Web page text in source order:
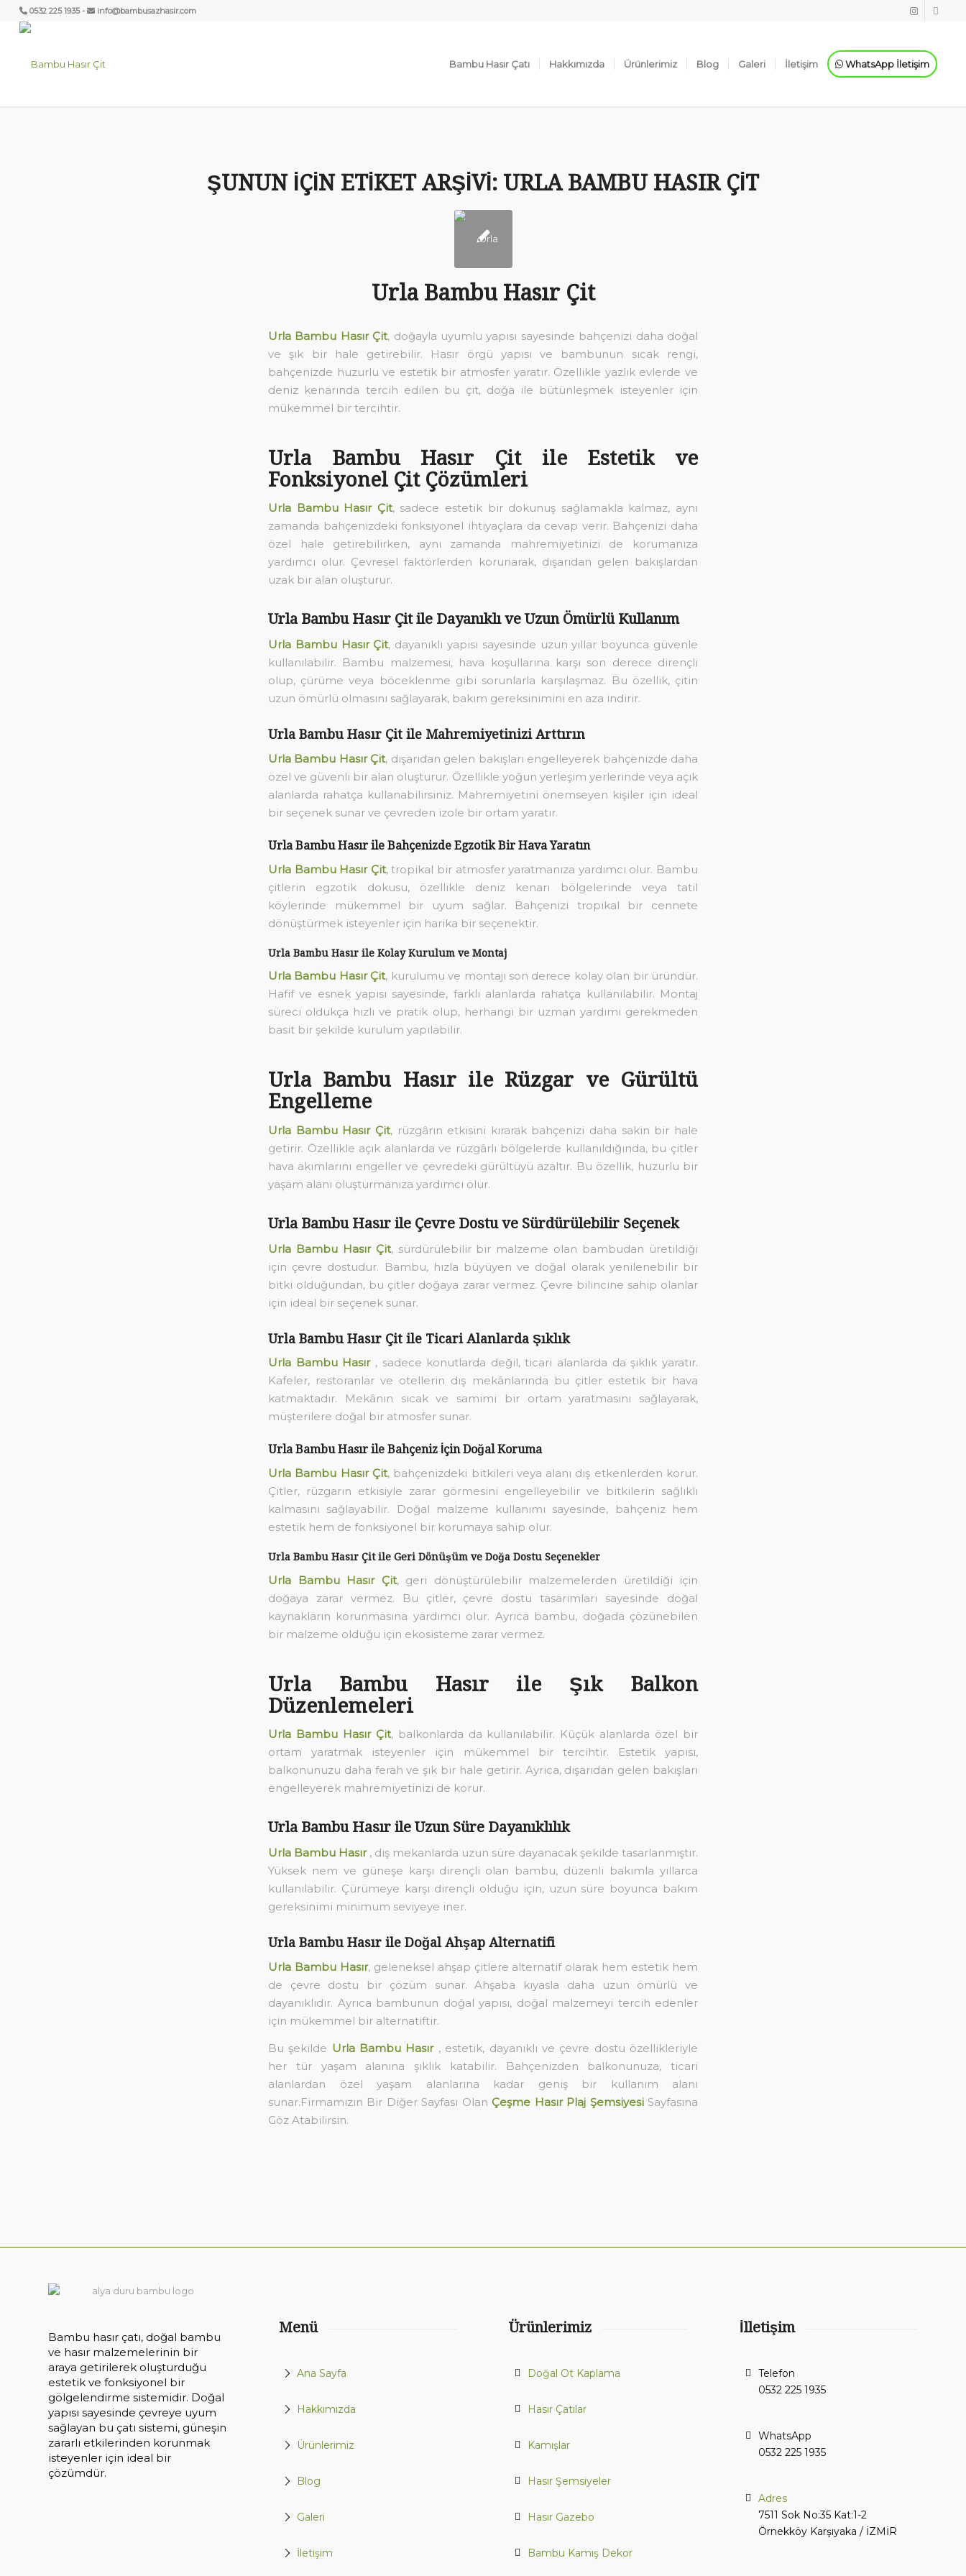
0532 225 1935 - info@bambusazhasir.com
Bambu Hasır Çatı Hakkımızda Ürünlerimiz Blog Galeri İletişim WhatsApp İletişim
ŞUNUN IÇIN ETIKET ARŞIVI: URLA BAMBU HASIR ÇIT
Urla Bambu Hasır Çit
Urla Bambu Hasır Çit, doğayla uyumlu yapısı sayesinde bahçenizi daha doğal
ve şık bir hale getirebilir. Hasır örgü yapısı ve bambunun sıcak rengi,
bahçenizde huzurlu ve estetik bir atmosfer yaratır. Özellikle yazlık evlerde ve
deniz kenarında tercih edilen bu çit, doğa ile bütünleşmek isteyenler için
mükemmel bir tercihtir.
Urla Bambu Hasır Çit ile Estetik ve
Fonksiyonel Çit Çözümleri
Urla Bambu Hasır Çit, sadece estetik bir dokunuş sağlamakla kalmaz, aynı
zamanda bahçenizdeki fonksiyonel ihtiyaçlara da cevap verir. Bahçenizi daha
özel hale getirebilirken, aynı zamanda mahremiyetinizi de korumanıza
yardımcı olur. Çevresel faktörlerden korunarak, dışarıdan gelen bakışlardan
uzak bir alan oluşturur.
Urla Bambu Hasır Çit ile Dayanıklı ve Uzun Ömürlü Kullanım
Urla Bambu Hasır Çit, dayanıklı yapısı sayesinde uzun yıllar boyunca güvenle
kullanılabilir. Bambu malzemesi, hava koşullarına karşı son derece dirençli
olup, çürüme veya böceklenme gibi sorunlarla karşılaşmaz. Bu özellik, çitin
uzun ömürlü olmasını sağlayarak, bakım gereksinimini en aza indirir.
Urla Bambu Hasır Çit ile Mahremiyetinizi Arttırın
Urla Bambu Hasır Çit, dışarıdan gelen bakışları engelleyerek bahçenizde daha
özel ve güvenli bir alan oluşturur. Özellikle yoğun yerleşim yerlerinde veya açık
alanlarda rahatça kullanabilirsiniz. Mahremiyetini önemseyen kişiler için ideal
bir seçenek sunar ve çevreden izole bir ortam yaratır.
Urla Bambu Hasır ile Bahçenizde Egzotik Bir Hava Yaratın
Urla Bambu Hasır Çit, tropikal bir atmosfer yaratmanıza yardımcı olur. Bambu
çitlerin egzotik dokusu, özellikle deniz kenarı bölgelerinde veya tatil
köylerinde mükemmel bir uyum sağlar. Bahçenizi tropikal bir cennete
dönüştürmek isteyenler için harika bir seçenektir.
Urla Bambu Hasır ile Kolay Kurulum ve Montaj
Urla Bambu Hasır Çit, kurulumu ve montajı son derece kolay olan bir üründür.
Hafif ve esnek yapısı sayesinde, farklı alanlarda rahatça kullanılabilir. Montaj
süreci oldukça hızlı ve pratik olup, herhangi bir uzman yardımı gerekmeden
basit bir şekilde kurulum yapılabilir.
Urla Bambu Hasır ile Rüzgar ve Gürültü
Engelleme
Urla Bambu Hasır Çit, rüzgârın etkisini kırarak bahçenizi daha sakin bir hale
getirir. Özellikle açık alanlarda ve rüzgârlı bölgelerde kullanıldığında, bu çitler
hava akımlarını engeller ve çevredeki gürültüyü azaltır. Bu özellik, huzurlu bir
yaşam alanı oluşturmanıza yardımcı olur.
Urla Bambu Hasır ile Çevre Dostu ve Sürdürülebilir Seçenek
Urla Bambu Hasır Çit, sürdürülebilir bir malzeme olan bambudan üretildiği
için çevre dostudur. Bambu, hızla büyüyen ve doğal olarak yenilenebilir bir
bitki olduğundan, bu çitler doğaya zarar vermez. Çevre bilincine sahip olanlar
için ideal bir seçenek sunar.
Urla Bambu Hasır Çit ile Ticari Alanlarda Şıklık
Urla Bambu Hasır , sadece konutlarda değil, ticari alanlarda da şıklık yaratır.
Kafeler, restoranlar ve otellerin dış mekânlarında bu çitler estetik bir hava
katmaktadır. Mekânın sıcak ve samimi bir ortam yaratmasını sağlayarak,
müşterilere doğal bir atmosfer sunar.
Urla Bambu Hasır ile Bahçeniz İçin Doğal Koruma
Urla Bambu Hasır Çit, bahçenizdeki bitkileri veya alanı dış etkenlerden korur.
Çitler, rüzgarın etkisiyle zarar görmesini engelleyebilir ve bitkilerin sağlıklı
kalmasını sağlayabilir. Doğal malzeme kullanımı sayesinde, bahçeniz hem
estetik hem de fonksiyonel bir korumaya sahip olur.
Urla Bambu Hasır Çit ile Geri Dönüşüm ve Doğa Dostu Seçenekler
Urla Bambu Hasır Çit, geri dönüştürülebilir malzemelerden üretildiği için
doğaya zarar vermez. Bu çitler, çevre dostu tasarımları sayesinde doğal
kaynakların korunmasına yardımcı olur. Ayrıca bambu, doğada çözünebilen
bir malzeme olduğu için ekosisteme zarar vermez.
Urla Bambu Hasır ile Şık Balkon
Düzenlemeleri
Urla Bambu Hasır Çit, balkonlarda da kullanılabilir. Küçük alanlarda özel bir
ortam yaratmak isteyenler için mükemmel bir tercihtir. Estetik yapısı,
balkonunuzu daha ferah ve şık bir hale getirir. Ayrıca, dışarıdan gelen bakışları
engelleyerek mahremiyetinizi de korur.
Urla Bambu Hasır ile Uzun Süre Dayanıklılık
Urla Bambu Hasır , dış mekanlarda uzun süre dayanacak şekilde tasarlanmıştır.
Yüksek nem ve güneşe karşı dirençli olan bambu, düzenli bakımla yıllarca
kullanılabilir. Çürümeye karşı dirençli olduğu için, uzun süre boyunca bakım
gereksinimi minimum seviyeye iner.
Urla Bambu Hasır ile Doğal Ahşap Alternatifi
Urla Bambu Hasır, geleneksel ahşap çitlere alternatif olarak hem estetik hem
de çevre dostu bir çözüm sunar. Ahşaba kıyasla daha uzun ömürlü ve
dayanıklıdır. Ayrıca bambunun doğal yapısı, doğal malzemeyi tercih edenler
için mükemmel bir alternatiftir.
Bu şekilde Urla Bambu Hasır , estetik, dayanıklı ve çevre dostu özellikleriyle
her tür yaşam alanına şıklık katabilir. Bahçenizden balkonunuza, ticari
alanlardan özel yaşam alanlarına kadar geniş bir kullanım alanı
sunar.Firmamızın Bir Diğer Sayfası Olan Çeşme Hasır Plaj ŞemsiyesiSayfasına
Göz Atabilirsin.
Bambu hasır çatı, doğal bambu
ve hasır malzemelerinin bir
araya getirilerek oluşturduğu
estetik ve fonksiyonel bir
gölgelendirme sistemidir. Doğal
yapısı sayesinde çevreye uyum
sağlayan bu çatı sistemi, güneşin
zararlı etkilerinden korunmak
isteyenler için ideal bir
çözümdür.
Menü
Ana Sayfa
Hakkımızda
Ürünlerimiz
Blog
Galeri
İletişim
Ürünlerimiz
Doğal Ot Kaplama
Hasır Çatılar
Kamışlar
Hasır Şemsiyeler
Hasır Gazebo
Bambu Kamış Dekor
İlletişim
Telefon
0532 225 1935
WhatsApp
0532 225 1935
Adres
7511 Sok No:35 Kat:1-2
Örnekköy Karşıyaka / İZMİR